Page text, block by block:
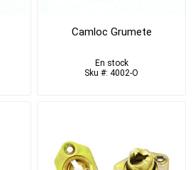
Camloc Grumete
En stock
Sku #: 4002-O